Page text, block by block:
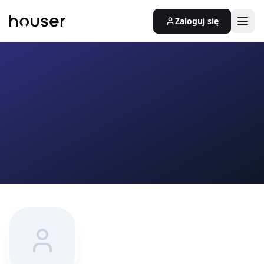
Zaloguj się